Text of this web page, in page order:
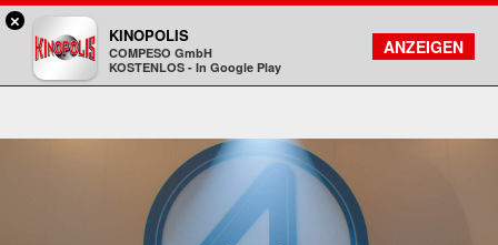
Kinopolis
FILMSUCHE
KONTO
×
KINOPOLIS
COMPESO GmbH
KOSTENLOS - In Google Play
ANZEIGEN